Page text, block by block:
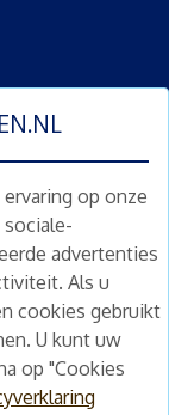
op onze
advertenties
Als u
cookies gebruikt
U kunt uw
op "Cookies